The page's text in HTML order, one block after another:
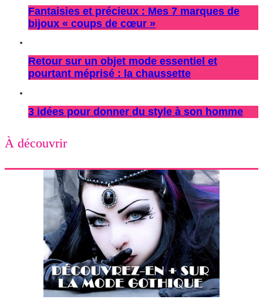
Fantaisies et précieux : Mes 7 marques de
bijoux « coups de cœur »
Retour sur un objet mode essentiel et
pourtant méprisé : la chaussette
3 idées pour donner du style à son homme
À découvrir